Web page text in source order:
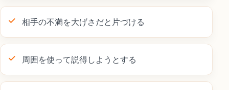
相手の不満を大げさだと片づける
周囲を使って説得しようとする